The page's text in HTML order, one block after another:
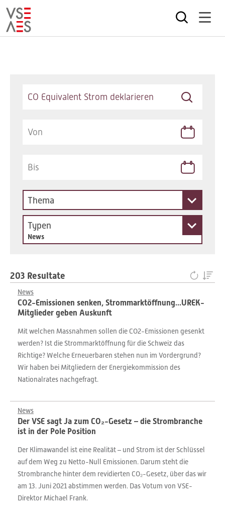
Thema
Typen
News
203 Resultate
News
CO2-Emissionen senken, Strommarktöffnung...UREK-
Mitglieder geben Auskunft
Mit welchen Massnahmen sollen die CO2-Emissionen gesenkt
werden? Ist die Strommarktöffnung für die Schweiz das
Richtige? Welche Erneuerbaren stehen nun im Vordergrund?
Wir haben bei Mitgliedern der Energiekommission des
Nationalrates nachgefragt.
News
Der VSE sagt Ja zum CO₂-Gesetz – die Strombranche
ist in der Pole Position
Der Klimawandel ist eine Realität – und Strom ist der Schlüssel
auf dem Weg zu Netto-Null Emissionen. Darum steht die
Strombranche hinter dem revidierten CO₂-Gesetz, über das wir
am 13. Juni 2021 abstimmen werden. Das Votum von VSE-
Direktor Michael Frank.